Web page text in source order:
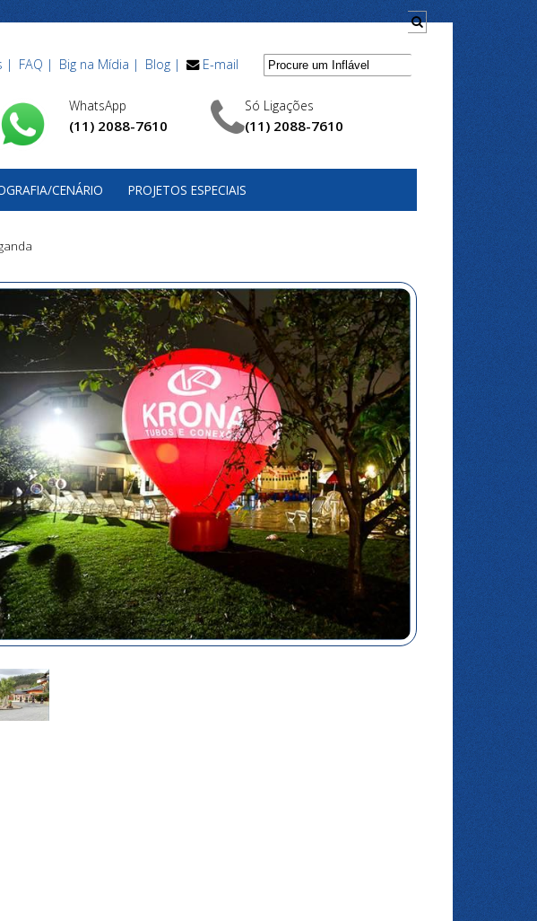
| FAQ | Big na Mídia | Blog | E-mail
Só Ligações
(11) 2088-7610
WhatsApp
(11) 2088-7610
CENÁRIO PROJETOS ESPECIAIS